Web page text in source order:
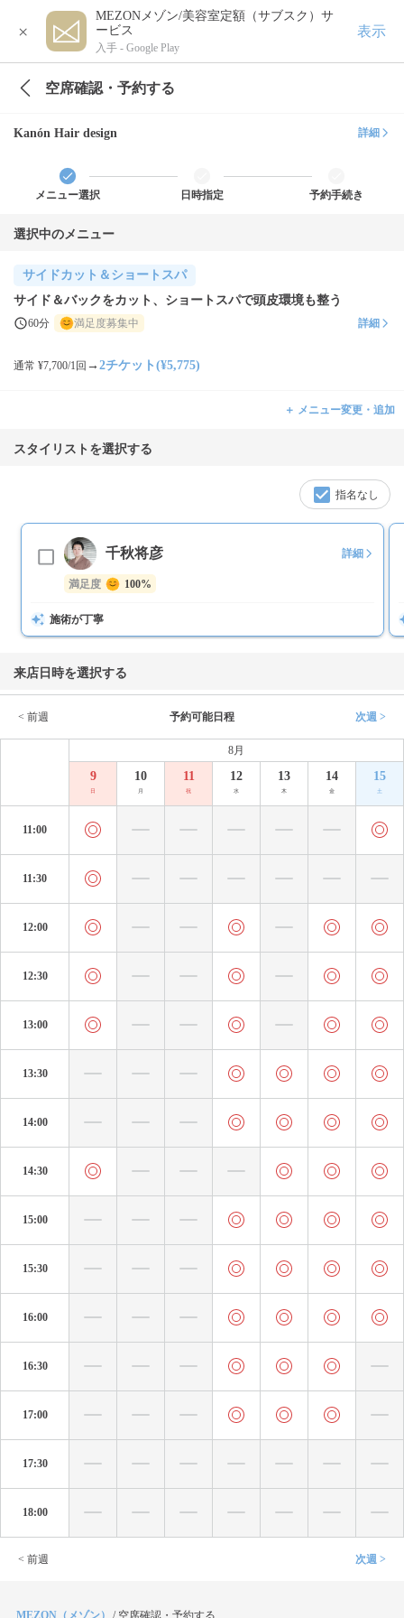
×
MEZONメゾン/美容室定額（サブスク）サ
ービス
入手 - Google Play
表示
空席確認・予約する
Kanón Hair design 詳細
メニュー選択 日時指定 予約手続き
選択中のメニュー
サイドカット＆ショートスパ
サイド＆バックをカット、ショートスパで頭皮環境も整う
60分 満足度募集中 詳細
通常 ¥7,700/1回 → 2チケット(¥5,775)
＋ メニュー変更・追加
スタイリストを選択する
指名なし
千秋将彦 詳細
満足度 100%
施術が丁寧
来店日時を選択する
< 前週 予約可能日程 次週 >
8月
9
日
10
月
11
祝
12
水
13
木
14
金
15
土
11:00
11:30
12:00
12:30
13:00
13:30
14:00
14:30
15:00
15:30
16:00
16:30
17:00
17:30
18:00
< 前週 次週 >
MEZON（メゾン） / 空席確認・予約する